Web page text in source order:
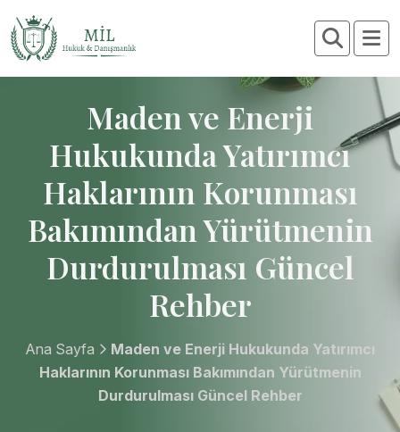
Maden ve Enerji
Hukukunda Yatırımcı
Haklarının Korunması
Bakımından Yürütmenin
Durdurulması Güncel
Rehber
Ana Sayfa
Maden ve Enerji Hukukunda Yatırımcı
Haklarının Korunması Bakımından Yürütmenin
Durdurulması Güncel Rehber